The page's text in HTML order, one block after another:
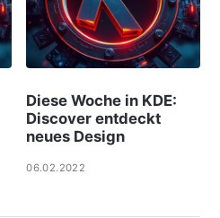
Diese Woche in KDE:
Discover entdeckt
neues Design
06.02.2022